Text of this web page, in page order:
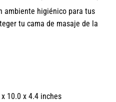
ambiente higiénico para tus
tu cama de masaje de la
x 10.0 x 4.4 inches